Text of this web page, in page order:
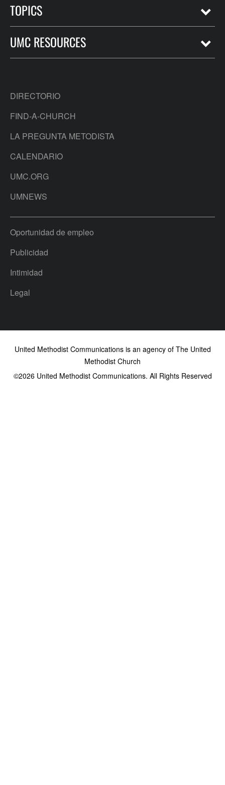
TOPICS
UMC RESOURCES
DIRECTORIO
FIND-A-CHURCH
LA PREGUNTA METODISTA
CALENDARIO
UMC.ORG
UMNEWS
Oportunidad de empleo
Publicidad
Intimidad
Legal
United Methodist Communications is an agency of The United
Methodist Church
©2026United Methodist Communications. All Rights Reserved